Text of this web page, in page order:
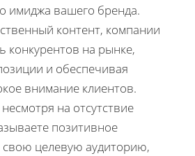
имиджа вашего бренда.
контент, компании
конкурентов на рынке,
и обеспечивая
внимание клиентов.
на отсутствие
позитивное
свою целевую аудиторию,